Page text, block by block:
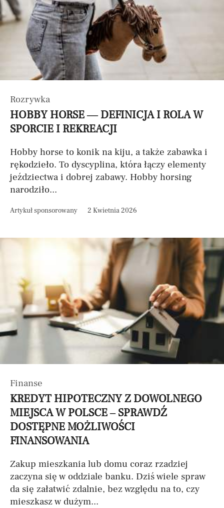
Rozrywka
HOBBY HORSE — DEFINICJA I ROLA W
SPORCIE I REKREACJI
Hobby horse to konik na kiju, a także zabawka i
rękodzieło. To dyscyplina, która łączy elementy
jeździectwa i dobrej zabawy. Hobby horsing
narodziło...
Artykuł sponsorowany 2 Kwietnia 2026
Finanse
KREDYT HIPOTECZNY Z DOWOLNEGO
MIEJSCA W POLSCE – SPRAWDŹ
DOSTĘPNE MOŻLIWOŚCI
FINANSOWANIA
Zakup mieszkania lub domu coraz rzadziej
zaczyna się w oddziale banku. Dziś wiele spraw
da się załatwić zdalnie, bez względu na to, czy
mieszkasz w dużym...